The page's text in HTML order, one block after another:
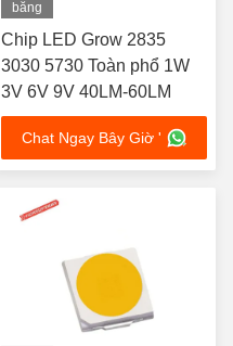
băng
hình
Chip LED Grow 2835
3030 5730 Toàn phổ 1W
3V 6V 9V 40LM-60LM
Chat Ngay Bây Giờ '